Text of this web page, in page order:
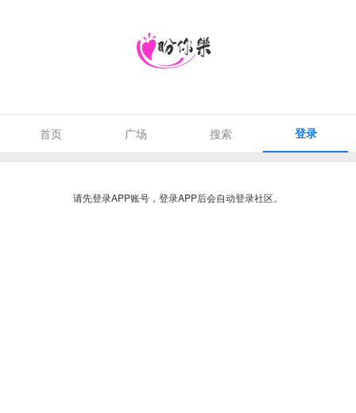
首页 广场 搜索 登录
请先登录APP账号，登录APP后会自动登录社区。